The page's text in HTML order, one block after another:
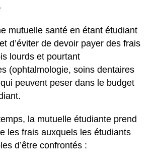
mutuelle santé en étant étudiant
d’éviter de devoir payer des frais
lourds et pourtant
(ophtalmologie, soins dentaires
peuvent peser dans le budget
la mutuelle étudiante prend
les frais auxquels les étudiants
d’être confrontés :